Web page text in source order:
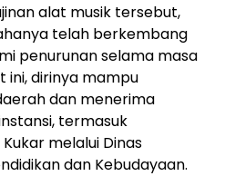
alat musik tersebut,
telah berkembang
penurunan selama masa
ini, dirinya mampu
dan menerima
termasuk
melalui Dinas
dan Kebudayaan.